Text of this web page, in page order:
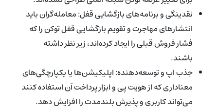
نقدینگی و برنامه‌های بازگشایی قفل: معامله‌گران باید
انتشار‌های مهاجرت و تقویم بازگشایی قفل توکن را که
فشار فروش قبلی را ایجاد کرده‌اند، زیر نظر داشته
باشند.
جذب اپ و توسعه‌دهنده: اپلیکیشن‌ها یا یکپارچگی‌های
معناداری که از هویت پی و ابزار پرداخت آن استفاده کنند
می‌تواند کاربری و پذیرش بلندمدت را افزایش دهد.